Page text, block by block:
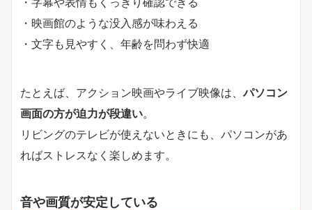
・映画館のような没入感が味わえる
・文字も見やすく、年齢を問わず快適
たとえば、アクション映画やライブ映像は、パソコン
画面の方が迫力が段違い。
リビングのテレビが使えないときにも、パソコンがあ
ればストレスなく楽しめます。
音や画質が安定している